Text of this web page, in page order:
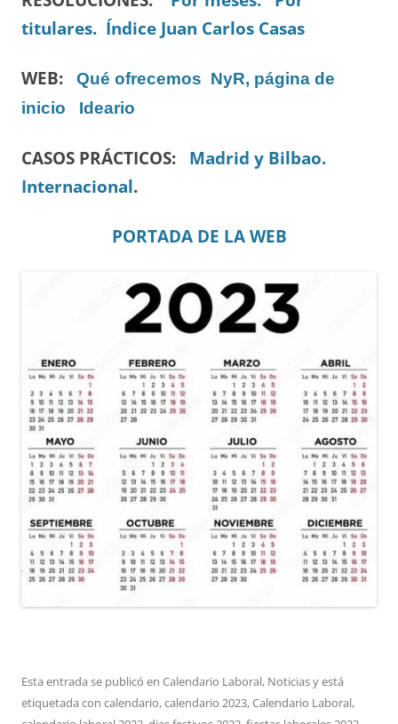
titulares. Índice Juan Carlos Casas
WEB: Qué ofrecemos NyR, página de
inicio
Ideario
CASOS PRÁCTICOS: Madrid y Bilbao.
Internacional.
PORTADA DE LA WEB
Esta entrada se publicó en Calendario Laboral, Noticiasy está
etiquetada con calendario,calendario 2023,Calendario Laboral,